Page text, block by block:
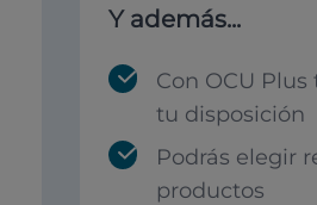
Y además...
Con OCU
tu disposición
Podrás elegir
productos